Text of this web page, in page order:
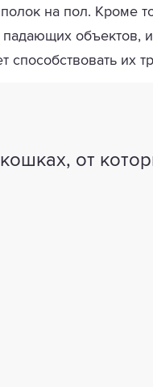
на пол. Кроме
объектов,
их
от